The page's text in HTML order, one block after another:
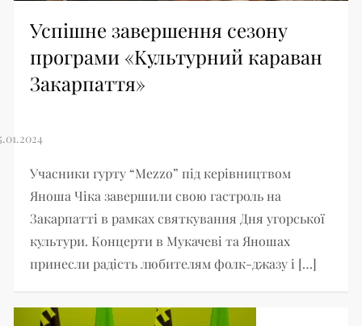
Успішне завершення сезону
програми «Kультурний караван
Закарпаття»
Учасники гурту “Mezzo” під керівництвом
Яноша Чіка завершили свою гастроль на
Закарпатті в рамках святкування Дня угорської
культури. Концерти в Мукачеві та Яношах
принесли радість любителям фолк-джазу і […]